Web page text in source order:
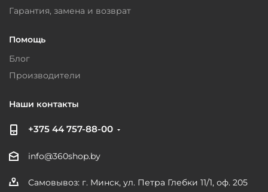
Гарантия, замена и возврат
Помощь
Блог
Производители
Наши контакты
+375 44 757-88-00
info@360shop.by
Самовывоз: г. Минск, ул. Петра Глебки 11/1, оф. 205